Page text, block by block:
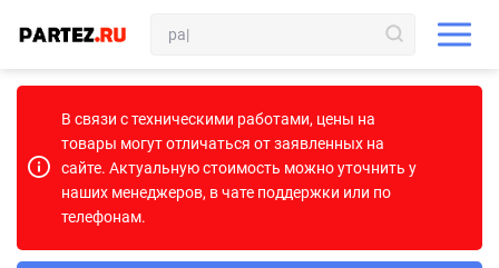
В связи с техническими работами, цены на
товары могут отличаться от заявленных на
сайте. Актуальную стоимость можно уточнить у
наших менеджеров, в чате поддержки или по
телефонам.